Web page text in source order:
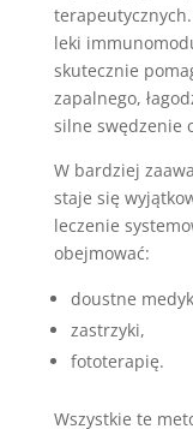
leki
skutecznie
zapalnego,
silne swędzenie
W bardziej
staje się
leczenie
obejmować:
doustne
zastrzyki,
fototerapię.
Wszystkie te